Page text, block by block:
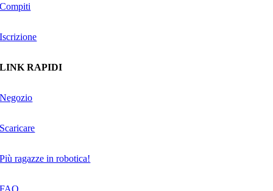
Compiti
Iscrizione
LINK RAPIDI
Negozio
Scaricare
Più ragazze in robotica!
FAQ